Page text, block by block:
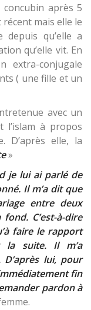
concubin après 5
récent mais elle le
depuis qu’elle a
qu’elle vit. En
extra-conjugale
( une fille et un
avec un
l’islam à propos
D’après elle, la
»
je lui ai parlé de
Il m’a dit que
entre deux
C’est-à-dire
faire le rapport
la suite. Il m’a
lui, pour
fin
pardon à